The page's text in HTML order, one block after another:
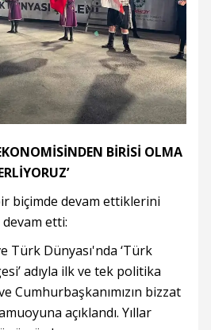
BİRİSİ OLMA
biçimde devam ettiklerini
etti:
Türk Dünyası'nda ‘Türk
adıyla ilk ve tek politika
Cumhurbaşkanımızın bizzat
açıklandı. Yıllar